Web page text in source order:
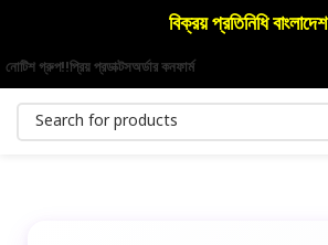
বিক্রয় প্রতিনিধি বাংলাদেশ
নোটিশ গ্রুপ!!প্রিয় প্রডাক্টসঅর্ডার কনফার্ম